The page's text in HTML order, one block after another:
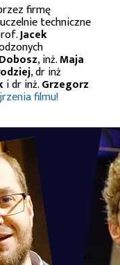
firmę
techniczne
Jacek
, inż.Maja
, dr inż
i dr inż.Grzegorz
filmu!